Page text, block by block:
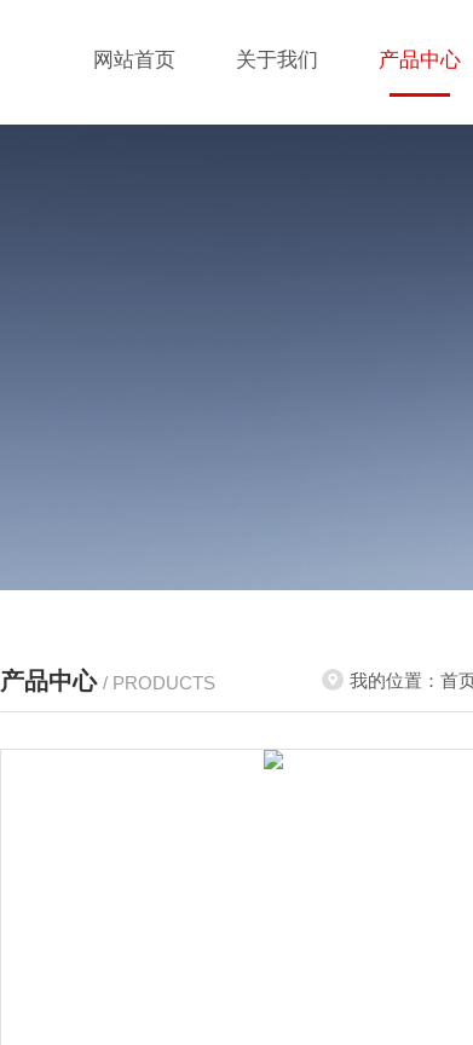
网站首页 关于我们 产品中心
产品中心 / PRODUCTS 我的位置： 首